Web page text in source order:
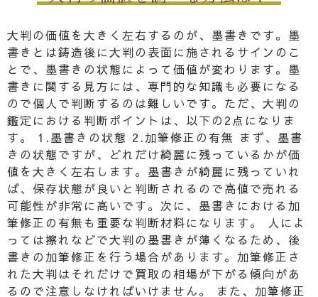
大判の価値を大きく左右するのが、墨書きです。墨
書きとは鋳造後に大判の表面に施されるサインのこ
とで、墨書きの状態によって価値が変わります。墨
書きに関する見方には、専門的な知識も必要になる
ので個人で判断するのは難しいです。ただ、大判の
鑑定における判断ポイントは、以下の2点になりま
す。 1.墨書きの状態 2.加筆修正の有無 まず、墨書
きの状態ですが、どれだけ綺麗に残っているかが価
値を大きく左右します。墨書きが綺麗に残っていれ
ば、保存状態が良いと判断されるので高値で売れる
可能性が非常に高いです。次に、墨書きにおける加
筆修正の有無も重要な判断材料になります。 人によ
っては擦れなどで大判の墨書きが薄くなるため、後
書きの加筆修正を行う場合があります。加筆修正さ
れた大判はそれだけで買取の相場が下がる傾向があ
るので注意しなければいけません。 また、加筆修正